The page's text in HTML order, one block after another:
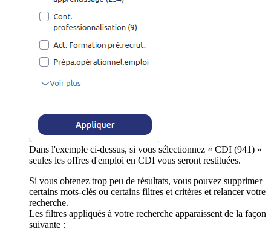
Dans l'exemple ci-dessus, si vous sélectionnez « CDI (941) »
seules les offres d'emploi en CDI vous seront restituées.
Si vous obtenez trop peu de résultats, vous pouvez supprimer
certains mots-clés ou certains filtres et critères et relancer votre
recherche.
Les filtres appliqués à votre recherche apparaissent de la façon
suivante :